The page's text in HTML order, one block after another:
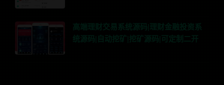
高端理财交易系统源码|理财金融投资系
统源码|自动挖矿|挖矿源码|可定制二开